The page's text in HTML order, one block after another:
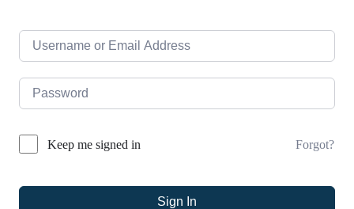
Keep me signed in Forgot?
Sign In